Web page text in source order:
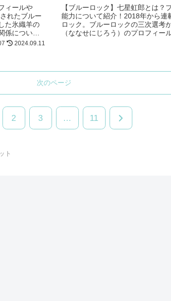
ィールや
れたブルー
た氷織羊の
係について
です！
2024.09.11
【ブルーロック】七星虹郎とは？
能力について紹介！2018年から連
ロック。ブルーロックの三次選考
（ななせにじろう）のプロフィー
紹介！七星虹郎が気になる方は最
次のページ
2 3 … 11 次
ト